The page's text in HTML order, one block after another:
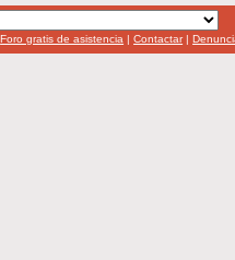
Foro gratis de asistencia |Contactar|